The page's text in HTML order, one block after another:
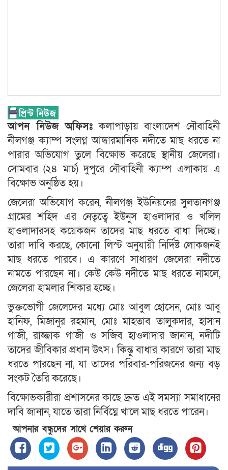
আপন নিউজ অফিসঃ কলাপাড়ায় বাংলাদেশ নৌবাহিনী
নীলগঞ্জ ক্যাম্প সংলগ্ন আন্ধারমানিক নদীতে মাছ ধরতে না
পারার অভিযোগ তুলে বিক্ষোভ করেছে স্থানীয় জেলেরা।
সোমবার (২৪ মার্চ) দুপুরে নৌবাহিনী ক্যাম্প এলাকায় এ
বিক্ষোভ অনুষ্ঠিত হয়।
জেলেরা অভিযোগ করেন, নীলগঞ্জ ইউনিয়নের সুলতানগঞ্জ
গ্রামের শহিদ এর নেতৃত্বে ইউনুস হাওলাদার ও খলিল
হাওলাদারসহ কয়েকজন তাদের মাছ ধরতে বাধা দিচ্ছে।
তারা দাবি করছে, কোনো লিস্ট অনুযায়ী নির্দিষ্ট লোকজনই
মাছ ধরতে পারবে। এ কারণে সাধারণ জেলেরা নদীতে
নামতে পারছেন না। কেউ কেউ নদীতে মাছ ধরতে নামলে,
জেলেরা হামলার শিকার হচ্ছে।
ভুক্তভোগী জেলেদের মধ্যে মোঃ আবুল হোসেন, মোঃ আবু
হানিফ, মিজানুর রহমান, মোঃ মাহতাব তালুকদার, হাসান
গাজী, রাজ্জাক গাজী ও সজিব হাওলাদার জানান, নদীটি
তাদের জীবিকার প্রধান উৎস। কিন্তু বাধার কারণে তারা মাছ
ধরতে পারছেন না, যা তাদের পরিবার-পরিজনের জন্য বড়
সংকট তৈরি করেছে।
বিক্ষোভকারীরা প্রশাসনের কাছে দ্রুত এই সমস্যা সমাধানের
দাবি জানান, যাতে তারা নির্বিঘ্নে খালে মাছ ধরতে পারেন।
আপনার বন্ধুদের সাথে শেয়ার করুন